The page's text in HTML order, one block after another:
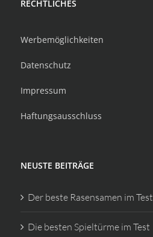
RECHTLICHES
Werbemöglichkeiten
Datenschutz
Impressum
Haftungsausschluss
NEUSTE BEITRÄGE
Der beste Rasensamen im Test
Die besten Spieltürme im Test